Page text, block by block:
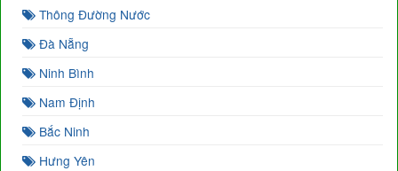
Thông Đường Nước
Đà Nẵng
Ninh Bình
Nam Định
Bắc Ninh
Hưng Yên